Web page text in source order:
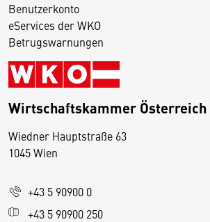
Benutzerkonto
eServices der WKO
Betrugswarnungen
Wirtschaftskammer Österreich
Wiedner Hauptstraße 63
1045 Wien
+43 5 90900 0
+43 5 90900 250
D
s
e